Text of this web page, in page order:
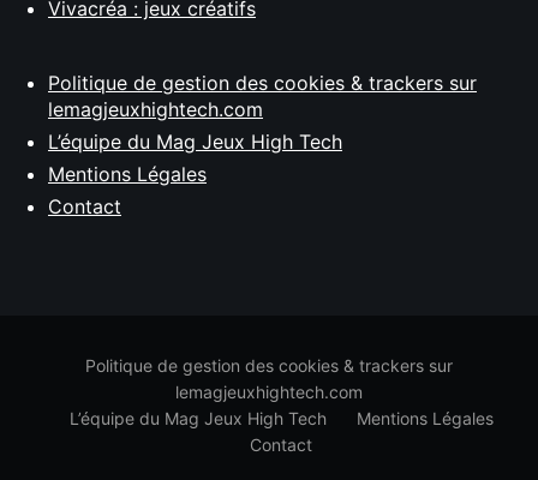
Vivacréa : jeux créatifs
Politique de gestion des cookies & trackers sur
lemagjeuxhightech.com
L’équipe du Mag Jeux High Tech
Mentions Légales
Contact
Politique de gestion des cookies & trackers sur
lemagjeuxhightech.com
L’équipe du Mag Jeux High Tech
Mentions Légales
Contact